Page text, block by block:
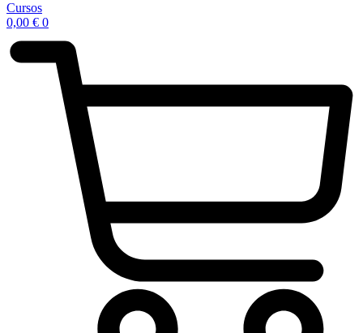
Cursos
0,00 € 0